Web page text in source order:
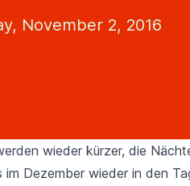
November 2, 2016
wieder kürzer, die
im Dezember wieder in den